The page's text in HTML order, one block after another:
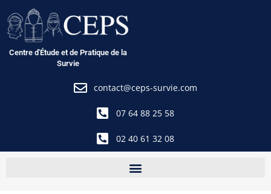
au
contenu
Centre d'Étude et de Pratique de la
Survie
contact@ceps-survie.com
07 64 88 25 58
02 40 61 32 08